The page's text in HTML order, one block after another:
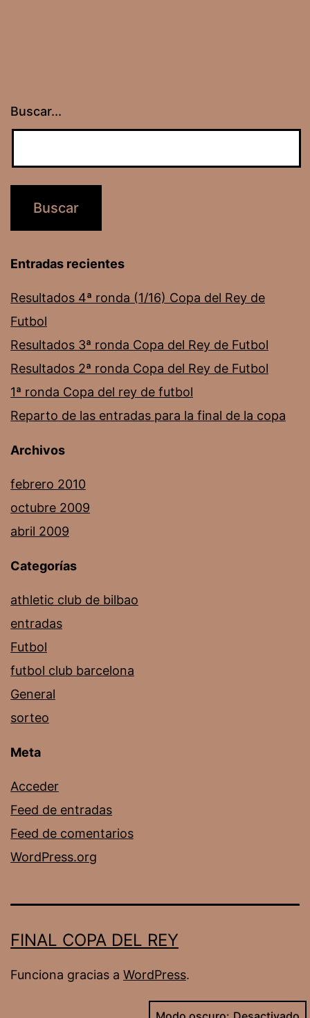
Buscar...
Entradas recientes
Resultados 4ª ronda (1/16) Copa del Rey de
Futbol
Resultados 3ª ronda Copa del Rey de Futbol
Resultados 2ª ronda Copa del Rey de Futbol
1ª ronda Copa del rey de futbol
Reparto de las entradas para la final de la copa
Archivos
febrero 2010
octubre 2009
abril 2009
Categorías
athletic club de bilbao
entradas
Futbol
futbol club barcelona
General
sorteo
Meta
Acceder
Feed de entradas
Feed de comentarios
WordPress.org
FINAL COPA DEL REY
Funciona gracias a WordPress.